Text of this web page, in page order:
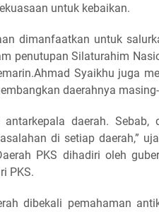
untuk kebaikan.
dimanfaatkan untuk
penutupan Silaturahim
Syaikhu juga
daerahnya
antarkepala daerah.
di setiap daerah,”
PKS dihadiri oleh
PKS.
dibekali pemahaman